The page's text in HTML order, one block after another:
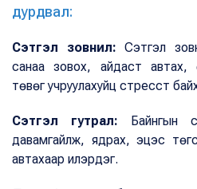
дурдвал:
Сэтгэл зовнил: Сэтгэл
санаа зовох, айдаст
төвөг учруулахуйц стресст
Сэтгэл гутрал: Байнгын
давамгайлж, ядрах, эцэс
автахаар илэрдэг.